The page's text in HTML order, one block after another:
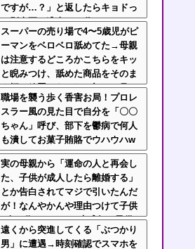
ですが…？」と返したらキョドっ
て別車両へ逃走…20代にもなって
群れてイキってくんな
スーパーの売り場で4〜5歳児がピ
ーマンをベロベロ舐めてた→母親
は注意するどころかこちらをキッ
と睨みつけ、舐めた商品をそのま
ま棚へ放置…あんなの初めて見
た・・・
職場を襲う歩く香害お局！プロレ
スラー風の見た目で自分を「〇〇
ちゃん」呼び、部下を鬱病で何人
も潰してお菓子賄賂でウハウハw
ｗｗ
実の母親から「運命の人と再会し
た、子供が成人したら離婚する」
とか告白されてマジで引いたんだ
が！なんやかんや理由つけて子供
4人も作っておいて未成年の子供
に言う話かよ！
遠くから突進してくる「ぶつかり
男」に遭遇→時刻確認でスマホを